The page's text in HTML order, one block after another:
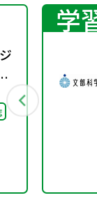
学